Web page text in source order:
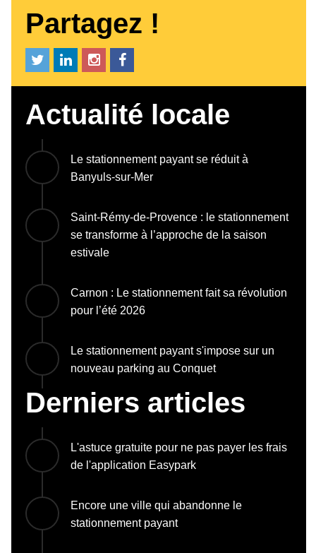
Partagez !
Actualité locale
Le stationnement payant se réduit à
Banyuls-sur-Mer
Saint-Rémy-de-Provence : le stationnement
se transforme à l’approche de la saison
estivale
Carnon : Le stationnement fait sa révolution
pour l’été 2026
Le stationnement payant s'impose sur un
nouveau parking au Conquet
Derniers articles
L'astuce gratuite pour ne pas payer les frais
de l'application Easypark
Encore une ville qui abandonne le
stationnement payant